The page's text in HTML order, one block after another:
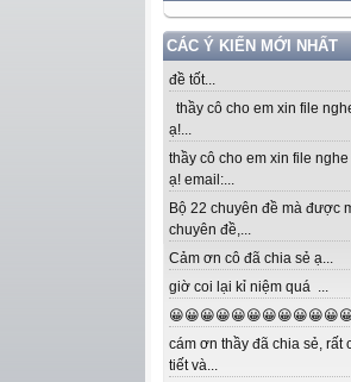
CÁC Ý KIẾN MỚI NHẤT
đề tốt...
thầy cô cho em xin file
ạ!...
thầy cô cho em xin file
ạ! email:...
Bộ 22 chuyên đề mà được
chuyên đề,...
Cảm ơn cô đã chia sẻ ạ...
giờ coi lại kỉ niệm quá ...
cám ơn thầy đã chia sẻ, rất
tiết và...